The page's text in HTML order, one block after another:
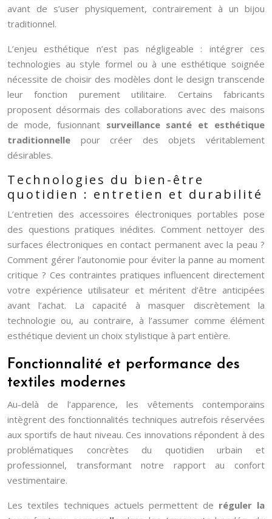
avant de s’user physiquement, contrairement à un bijou
traditionnel.
L’enjeu esthétique n’est pas négligeable : intégrer ces
technologies au style formel ou à une esthétique soignée
nécessite de choisir des modèles dont le design transcende
leur fonction purement utilitaire. Certains fabricants
proposent désormais des collaborations avec des maisons
de mode, fusionnant surveillance santé et esthétique
traditionnelle pour créer des objets véritablement
désirables.
Technologies du bien-être
quotidien : entretien et durabilité
L’entretien des accessoires électroniques portables pose
des questions pratiques inédites. Comment nettoyer des
surfaces électroniques en contact permanent avec la peau ?
Comment gérer l’autonomie pour éviter la panne au moment
critique ? Ces contraintes pratiques influencent directement
votre expérience utilisateur et méritent d’être anticipées
avant l’achat. La capacité à masquer discrètement la
technologie ou, au contraire, à l’assumer comme élément
esthétique devient un choix stylistique à part entière.
Fonctionnalité et performance des
textiles modernes
Au-delà de l’apparence, les vêtements contemporains
intègrent des fonctionnalités techniques autrefois réservées
aux sportifs de haut niveau. Ces innovations répondent à des
problématiques concrètes du quotidien urbain et
professionnel, transformant notre rapport au confort
vestimentaire.
Les textiles techniques actuels permettent de réguler la